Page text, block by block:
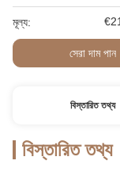
মূল্য:
সেরা দাম পান
বিস্তারিত তথ্য
বিস্তারিত তথ্য